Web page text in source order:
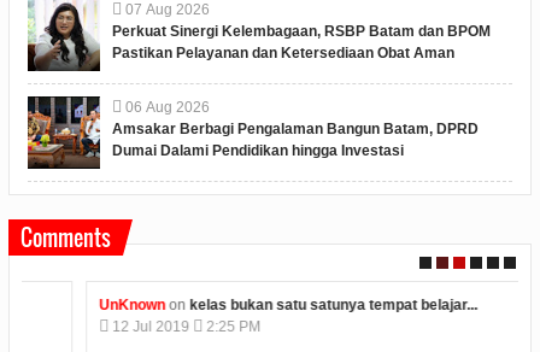
07 Aug 2026
Perkuat Sinergi Kelembagaan, RSBP Batam dan BPOM
Pastikan Pelayanan dan Ketersediaan Obat Aman
06 Aug 2026
Amsakar Berbagi Pengalaman Bangun Batam, DPRD
Dumai Dalami Pendidikan hingga Investasi
Comments
UnKnownonkelas bukan satu satunya tempat belajar...
2019
2:25 PM